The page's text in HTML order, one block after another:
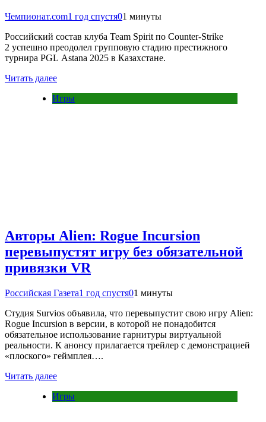
Чемпионат.com1 год спустя01 минуты
Российский состав клуба Team Spirit по Counter-Strike
2 успешно преодолел групповую стадию престижного
турнира PGL Astana 2025 в Казахстане.
Читать далее
Игры
Авторы Alien: Rogue Incursion
перевыпустят игру без обязательной
привязки VR
Российская Газета1 год спустя01 минуты
Студия Survios объявила, что перевыпустит свою игру Alien:
Rogue Incursion в версии, в которой не понадобится
обязательное использование гарнитуры виртуальной
реальности. К анонсу прилагается трейлер с демонстрацией
«плоского» геймплея….
Читать далее
Игры